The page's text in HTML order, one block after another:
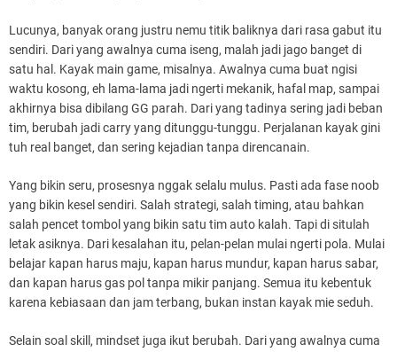
Lucunya, banyak orang justru nemu titik baliknya dari rasa gabut itu
sendiri. Dari yang awalnya cuma iseng, malah jadi jago banget di
satu hal. Kayak main game, misalnya. Awalnya cuma buat ngisi
waktu kosong, eh lama-lama jadi ngerti mekanik, hafal map, sampai
akhirnya bisa dibilang GG parah. Dari yang tadinya sering jadi beban
tim, berubah jadi carry yang ditunggu-tunggu. Perjalanan kayak gini
tuh real banget, dan sering kejadian tanpa direncanain.
Yang bikin seru, prosesnya nggak selalu mulus. Pasti ada fase noob
yang bikin kesel sendiri. Salah strategi, salah timing, atau bahkan
salah pencet tombol yang bikin satu tim auto kalah. Tapi di situlah
letak asiknya. Dari kesalahan itu, pelan-pelan mulai ngerti pola. Mulai
belajar kapan harus maju, kapan harus mundur, kapan harus sabar,
dan kapan harus gas pol tanpa mikir panjang. Semua itu kebentuk
karena kebiasaan dan jam terbang, bukan instan kayak mie seduh.
Selain soal skill, mindset juga ikut berubah. Dari yang awalnya cuma